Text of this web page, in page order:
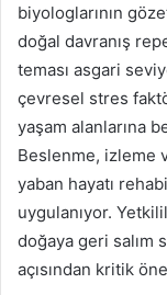
biyologlarının
doğal davranış
teması asgari
çevresel stres
yaşam alanlarına
Beslenme, izleme
yaban hayatı
uygulanıyor.
doğaya geri salım
açısından kritik